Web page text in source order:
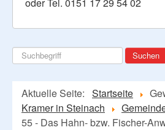
Suchen
...
Suchen
Aktuelle Seite: Startseite
Kramer in Steinach
55 - Das Hahn- bzw. Fischer-